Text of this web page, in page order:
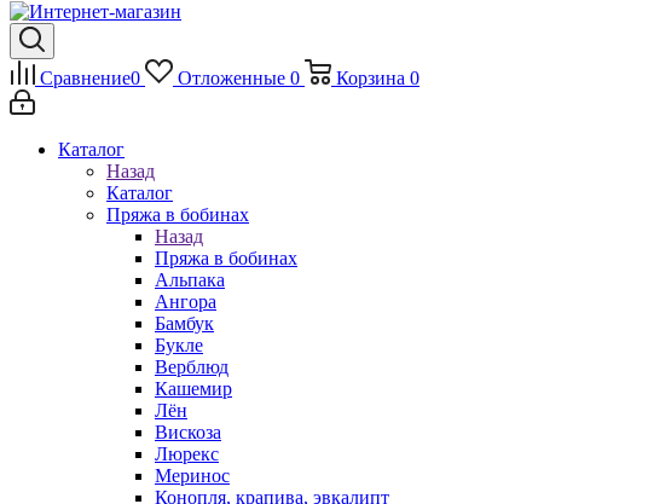
Сравнение0 Отложенные 0 Корзина 0
Каталог
Назад
Каталог
Пряжа в бобинах
Назад
Пряжа в бобинах
Альпака
Ангора
Бамбук
Букле
Верблюд
Кашемир
Лён
Вискоза
Люрекс
Меринос
Конопля, крапива, эвкалипт